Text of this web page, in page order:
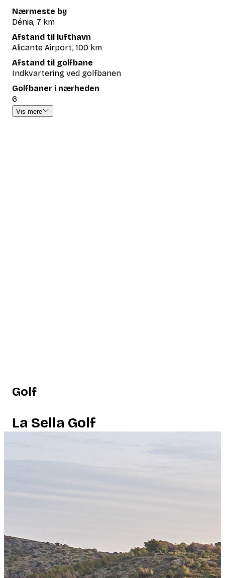
Nærmeste by
Dénia, 7 km
Afstand til lufthavn
Alicante Airport, 100 km
Afstand til golfbane
Indkvartering ved golfbanen
Golfbaner i nærheden
6
Vis mere
Golf
La Sella Golf